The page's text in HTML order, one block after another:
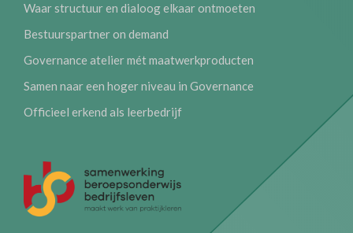
Waar structuur en dialoog elkaar ontmoeten
Bestuurspartner on demand
Governance atelier mét maatwerkproducten
Samen naar een hoger niveau in Governance
Officieel erkend als leerbedrijf